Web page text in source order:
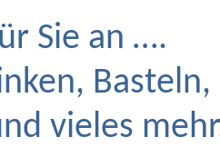
Sie an ….
vieles